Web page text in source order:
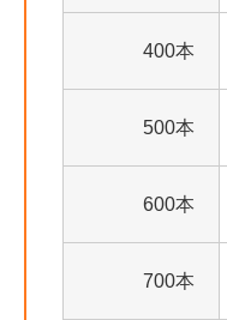
400本
500本
600本
700本